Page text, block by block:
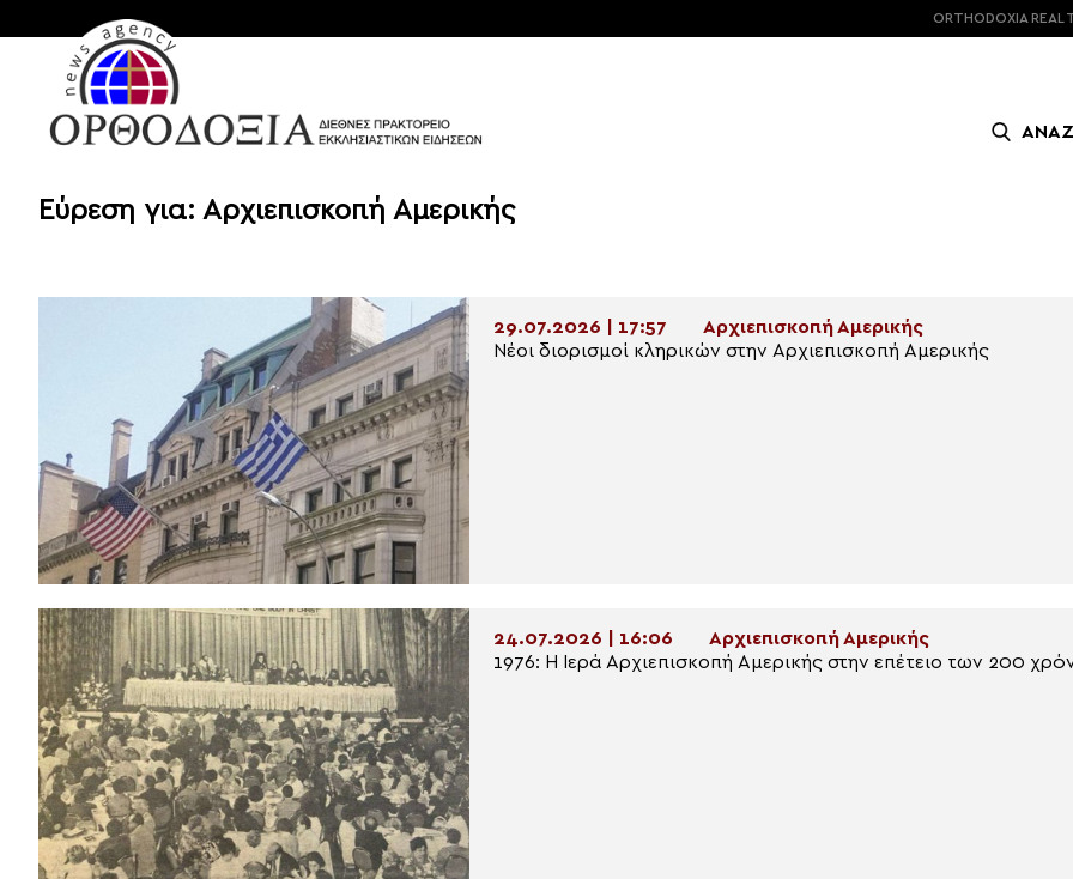
ORTHODOXIA REAL
Εύρεση για: Αρχιεπισκοπή Αμερικής
29.07.2026 | 17:57
Αρχιεπισκοπή Αμερικής
Νέοι διορισμοί κληρικών στην Αρχιεπισκοπή Αμερικής
24.07.2026 | 16:06
Αρχιεπισκοπή Αμερικής
1976: Η Ιερά Αρχιεπισκοπή Αμερικής στην επέτειο των 200